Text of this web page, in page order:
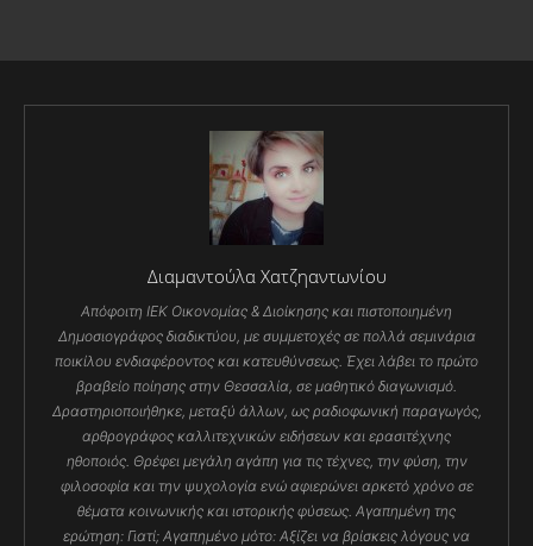
Διαμαντούλα Χατζηαντωνίου
Απόφοιτη ΙΕΚ Οικονομίας & Διοίκησης και πιστοποιημένη
Δημοσιογράφος διαδικτύου, με συμμετοχές σε πολλά σεμινάρια
ποικίλου ενδιαφέροντος και κατευθύνσεως. Έχει λάβει το πρώτο
βραβείο ποίησης στην Θεσσαλία, σε μαθητικό διαγωνισμό.
Δραστηριοποιήθηκε, μεταξύ άλλων, ως ραδιοφωνική παραγωγός,
αρθρογράφος καλλιτεχνικών ειδήσεων και ερασιτέχνης
ηθοποιός. Θρέφει μεγάλη αγάπη για τις τέχνες, την φύση, την
φιλοσοφία και την ψυχολογία ενώ αφιερώνει αρκετό χρόνο σε
θέματα κοινωνικής και ιστορικής φύσεως. Αγαπημένη της
ερώτηση: Γιατί; Αγαπημένο μότο: Αξίζει να βρίσκεις λόγους να